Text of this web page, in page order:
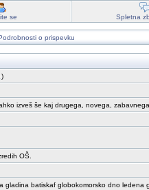
se Spletna
o prispevku
)
izveš še kaj drugega, novega,
OŠ.
gladina batiskaf globokomorsko dno ledena